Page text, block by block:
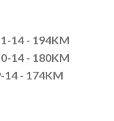
14 - 194KM
14 - 180KM
- 174KM